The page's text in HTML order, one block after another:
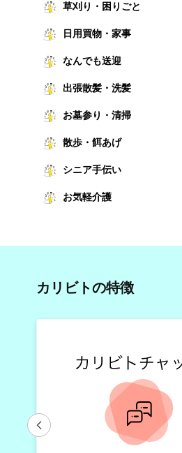
草刈り・困りごと
日用買物・家事
なんでも送迎
出張散髪・洗髪
お墓参り・清掃
散歩・餌あげ
シニア手伝い
お気軽介護
カリビトの特徴